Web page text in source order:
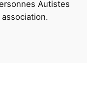
Autistes